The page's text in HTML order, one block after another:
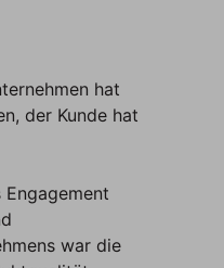
hat
der Kunde hat
war die